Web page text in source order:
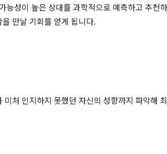
성이 높은 상대를 과학적으로 예측하고 추천
만날 기회를 얻게 됩니다.
처 인지하지 못했던 자신의 성향까지 파악해